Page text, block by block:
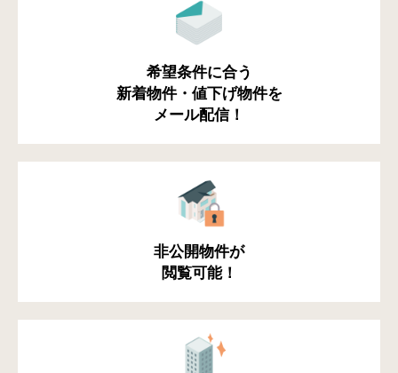
希望条件に合う
新着物件・値下げ物件を
メール配信！
非公開物件が
閲覧可能！